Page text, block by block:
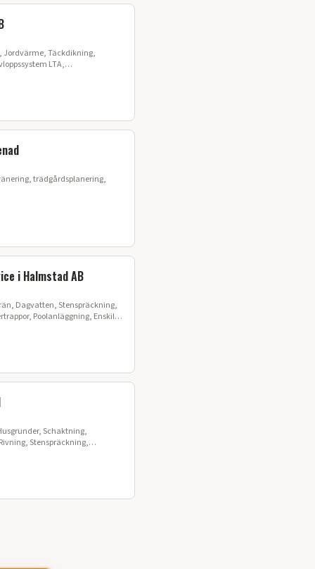
Jordvärme, Täckdikning,
LTA,
trädgårdsplanering,
i Halmstad AB
Dagvatten, Stenspräckning,
Poolanläggning, Enskilt
Schaktning,
Stenspräckning,